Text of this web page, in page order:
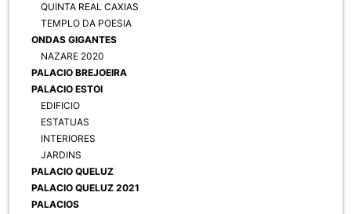
QUINTA REAL CAXIAS
TEMPLO DA POESIA
ONDAS GIGANTES
NAZARE 2020
PALACIO BREJOEIRA
PALACIO ESTOI
EDIFICIO
ESTATUAS
INTERIORES
JARDINS
PALACIO QUELUZ
PALACIO QUELUZ 2021
PALACIOS